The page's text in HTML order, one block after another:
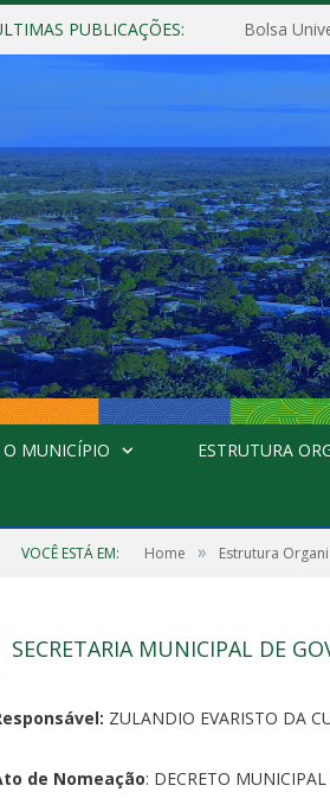
PUBLICAÇÕES: Bolsa
O MUNICÍPIO ESTRUTURA
VOCÊ ESTÁ EM: Home » Estrutura
SECRETARIA MUNICIPAL DE
ZULANDIO EVARISTO DA
de Nomeação: DECRETO